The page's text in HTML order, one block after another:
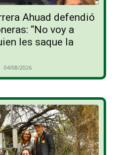
Ahuad defendió
“No voy a
les saque la
- 04/08/2026